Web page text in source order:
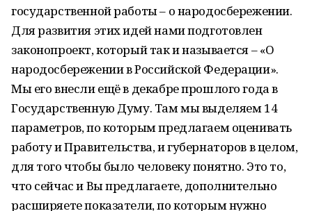
государственной работы – о народосбережении.
Для развития этих идей нами подготовлен
законопроект, который так и называется – «О
народосбережении в Российской Федерации».
Мы его внесли ещё в декабре прошлого года в
Государственную Думу. Там мы выделяем 14
параметров, по которым предлагаем оценивать
работу и Правительства, и губернаторов в целом,
для того чтобы было человеку понятно. Это то,
что сейчас и Вы предлагаете, дополнительно
расширяете показатели, по которым нужно